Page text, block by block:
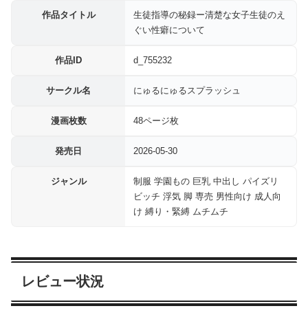
作品タイトル
生徒指導の秘録ー清楚な女子生徒のえ
ぐい性癖について
作品ID d_755232
サークル名 にゅるにゅるスプラッシュ
漫画枚数 48ページ枚
発売日 2026-05-30
ジャンル
制服 学園もの 巨乳 中出し パイズリ
ビッチ 浮気 脚 専売 男性向け 成人向
け 縛り・緊縛 ムチムチ
レビュー状況